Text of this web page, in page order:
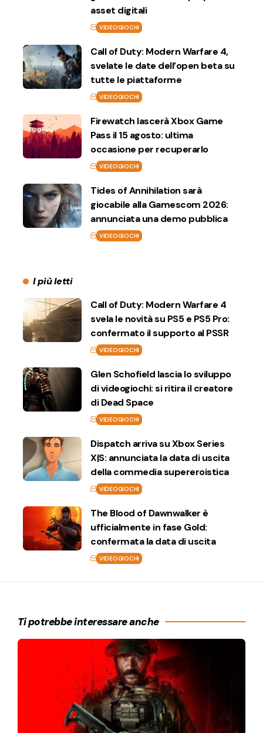
asset digitali
VIDEOGIOCHI
Call of Duty: Modern Warfare 4,
svelate le date dell’open beta su
tutte le piattaforme
VIDEOGIOCHI
Firewatch lascerà Xbox Game
Pass il 15 agosto: ultima
occasione per recuperarlo
VIDEOGIOCHI
Tides of Annihilation sarà
giocabile alla Gamescom 2026:
annunciata una demo pubblica
VIDEOGIOCHI
I più letti
Call of Duty: Modern Warfare 4
svela le novità su PS5 e PS5 Pro:
confermato il supporto al PSSR
VIDEOGIOCHI
Glen Schofield lascia lo sviluppo
di videogiochi: si ritira il creatore
di Dead Space
VIDEOGIOCHI
Dispatch arriva su Xbox Series
X|S: annunciata la data di uscita
della commedia supereroistica
VIDEOGIOCHI
The Blood of Dawnwalker è
ufficialmente in fase Gold:
confermata la data di uscita
VIDEOGIOCHI
Ti potrebbe interessare anche